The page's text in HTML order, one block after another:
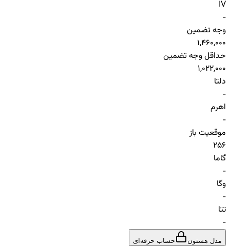
IV
-
وجه تضمین
1,460,000
حداقل وجه تضمین
1,022,000
دلتا
-
اهرم
-
موقعیت باز
256
گاما
-
وگا
-
تتا
-
مدل هستون حساب حرفه‌ای